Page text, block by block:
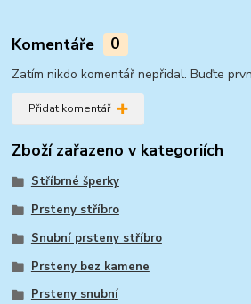
Komentáře 0
Zatím nikdo komentář nepřidal. Buďte
Přidat komentář
Zboží zařazeno v kategoriích
Stříbrné šperky
Prsteny stříbro
Snubní prsteny stříbro
Prsteny bez kamene
Prsteny snubní